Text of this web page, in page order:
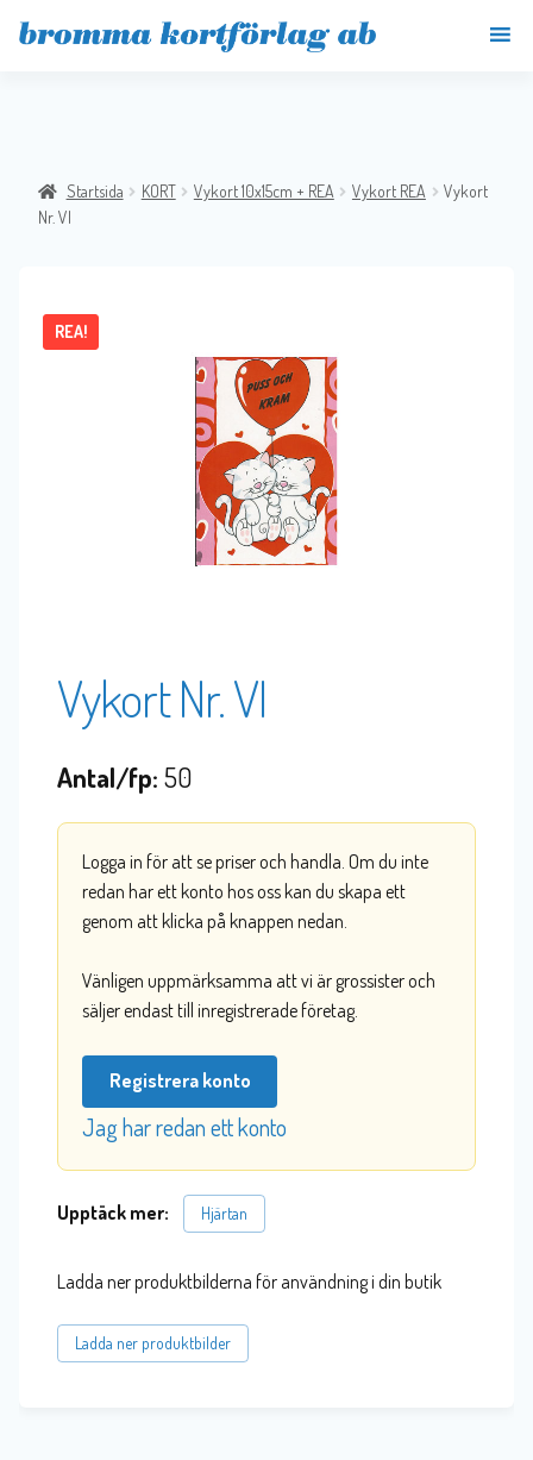
Startsida KORT Vykort 10x15cm + REA Vykort REA
Vykort
Nr. VI
REA!
Vykort Nr. VI
Antal/fp: 50
Logga in för att se priser och handla. Om du inte
redan har ett konto hos oss kan du skapa ett
genom att klicka på knappen nedan.
Vänligen uppmärksamma att vi är grossister och
säljer endast till inregistrerade företag.
Registrera konto
Jag har redan ett konto
Upptäck mer: Hjärtan
Ladda ner produktbilderna för användning i din butik
Ladda ner produktbilder